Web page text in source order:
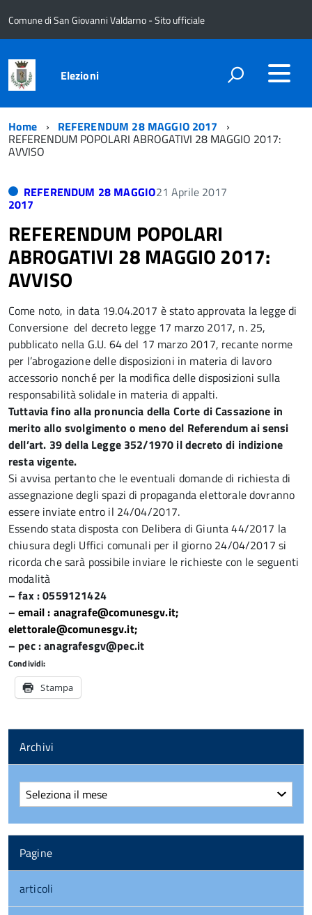
Comune di San Giovanni Valdarno - Sito ufficiale
Elezioni
Home REFERENDUM 28 MAGGIO 2017
REFERENDUM POPOLARI ABROGATIVI 28 MAGGIO 2017:
AVVISO
REFERENDUM 28 MAGGIO
2017
21 Aprile 2017
REFERENDUM POPOLARI
ABROGATIVI 28 MAGGIO 2017:
AVVISO
Come noto, in data 19.04.2017 è stato approvata la legge di
Conversione del decreto legge 17 marzo 2017, n. 25,
pubblicato nella G.U. 64 del 17 marzo 2017, recante norme
per l’abrogazione delle disposizioni in materia di lavoro
accessorio nonché per la modifica delle disposizioni sulla
responsabilità solidale in materia di appalti.
Tuttaviafino alla pronuncia della Corte di Cassazione in
merito allo svolgimento o meno del Referendum ai sensi
dell’art. 39 della Legge 352/1970 il decreto di indizione
resta vigente.
Si avvisa pertanto che le eventuali domande di richiesta di
assegnazione degli spazi di propaganda elettorale dovranno
essere inviate entro il 24/04/2017.
Essendo stata disposta con Delibera di Giunta 44/2017 la
chiusura degli Uffici comunali per il giorno 24/04/2017 si
ricorda che sarà possibile inviare le richieste con le seguenti
modalità
– fax : 0559121424
– email : anagrafe@comunesgv.it;
elettorale@comunesgv.it;
– pec : anagrafesgv@pec.it
Condividi:
Stampa
Archivi
Archivi
Pagine
articoli